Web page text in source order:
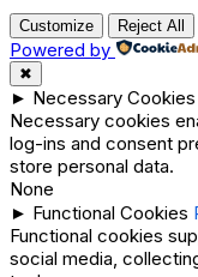
Customize Reject All
Powered by
✖
► Necessary Cookies
Necessary cookies
log-ins and consent
store personal data.
None
► Functional Cookies
Functional cookies
social media,